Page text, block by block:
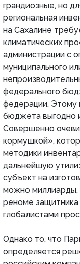
грандиозные, но
региональная
на Сахалине
климатических
администрации с
муниципального
федерального
федерации. Этому
бюджета выгодно
Совершенно
кормушкой»,
методики
дальнейшую
субъект на
можно миллиарды,
реноме
глобалистами
Однако то, что
определяется